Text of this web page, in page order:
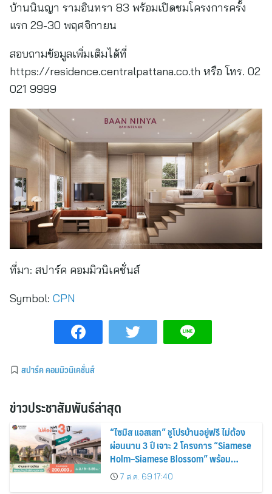
บ้านนินญา รามอินทรา 83 พร้อมเปิดชมโครงการครั้ง
แรก 29-30 พฤศจิกายน
สอบถามข้อมูลเพิ่มเติมได้ที่
https://residence.centralpattana.co.th หรือ โทร. 02
021 9999
ที่มา: สปาร์ค คอมมิวนิเคชั่นส์
Symbol: CPN
สปาร์ค คอมมิวนิเคชั่นส์
ข่าวประชาสัมพันธ์ล่าสุด
“ไซมิส แอสเสท” ชูโปรบ้านอยู่ฟรี ไม่ต้อง
ผ่อนนาน 3 ปี เจาะ 2 โครงการ “Siamese
Holm–Siamese Blossom” พร้อม
ส่วนลดและสิทธิพิเศษถึง 31 สิงหาคม
2569
7 ส.ค. 69 17:40